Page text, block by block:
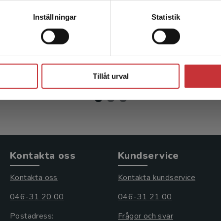
Inställningar Statistik
Tillåt urval
A - Midlöv, P
inkl. moms
371 kr
Behndig, Annelie m.fl. (red.)
802 krinkl. moms
Exkl. moms: 757 kr
Kontakta oss
Kontakta oss
046-31 20 00
Postadress:
Kundservice
Kontakta kundservice
046-31 21 00
Frågor och svar